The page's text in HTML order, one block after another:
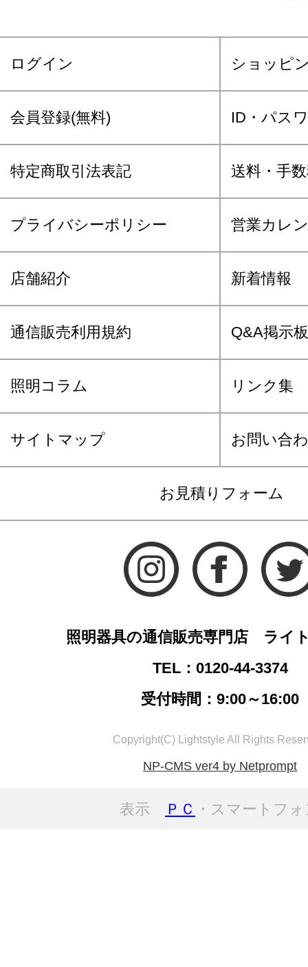
ログイン ショッピ
会員登録(無料) ID・パス
特定商取引法表記 送料・手
プライバシーポリシー 営業カレ
店舗紹介 新着情報
通信販売利用規約 Q&A掲示板
照明コラム リンク集
サイトマップ お問い合
お見積りフォーム
照明器具の通信販売専門店 ライ
TEL：0120-44-3374
受付時間：9:00～16:00
Copyright(C) Lightstyle All Rights
NP-CMS ver4 by Netprompt
表示 ＰＣ ・スマートフ